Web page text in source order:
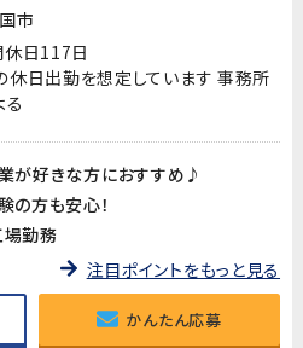
市
日117日
日出勤を想定しています 事務所
る
が好きな方におすすめ♪
の方も安心！
勤務
注目ポイントをもっと見る
かんたん応募